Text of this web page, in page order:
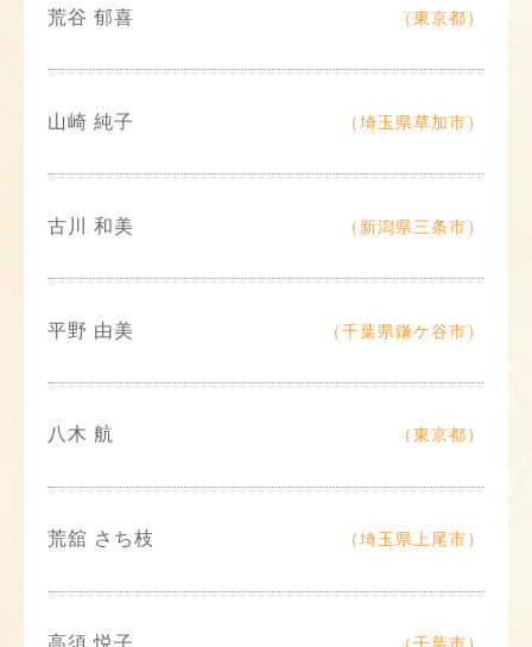
荒谷 郁喜 （東京都）
山崎 純子 （埼玉県草加市）
古川 和美 （新潟県三条市）
平野 由美 （千葉県鎌ケ谷市）
八木 航 （東京都）
荒舘 さち枝 （埼玉県上尾市）